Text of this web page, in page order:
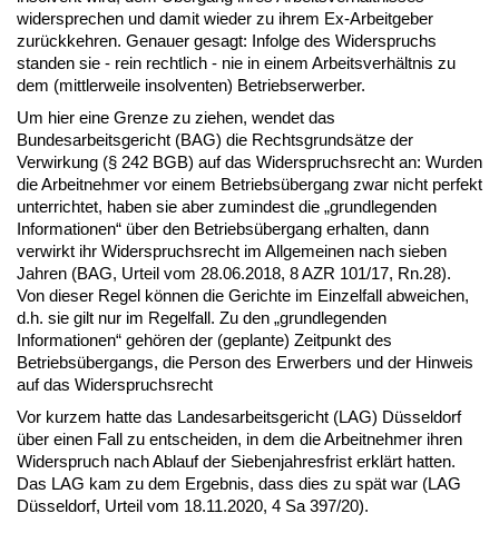
widersprechen und damit wieder zu ihrem Ex-Arbeitgeber
zurückkehren. Genauer gesagt: Infolge des Widerspruchs
standen sie - rein rechtlich - nie in einem Arbeitsverhältnis zu
dem (mittlerweile insolventen) Betriebserwerber.
Um hier eine Grenze zu ziehen, wendet das
Bundesarbeitsgericht (BAG) die Rechtsgrundsätze der
Verwirkung (§ 242 BGB) auf das Widerspruchsrecht an: Wurden
die Arbeitnehmer vor einem Betriebsübergang zwar nicht perfekt
unterrichtet, haben sie aber zumindest die „grundlegenden
Informationen“ über den Betriebsübergang erhalten, dann
verwirkt ihr Widerspruchsrecht im Allgemeinen nach sieben
Jahren (BAG, Urteil vom 28.06.2018, 8 AZR 101/17, Rn.28).
Von dieser Regel können die Gerichte im Einzelfall abweichen,
d.h. sie gilt nur im Regelfall. Zu den „grundlegenden
Informationen“ gehören der (geplante) Zeitpunkt des
Betriebsübergangs, die Person des Erwerbers und der Hinweis
auf das Widerspruchsrecht
Vor kurzem hatte das Landesarbeitsgericht (LAG) Düsseldorf
über einen Fall zu entscheiden, in dem die Arbeitnehmer ihren
Widerspruch nach Ablauf der Siebenjahresfrist erklärt hatten.
Das LAG kam zu dem Ergebnis, dass dies zu spät war (LAG
Düsseldorf, Urteil vom 18.11.2020, 4 Sa 397/20).